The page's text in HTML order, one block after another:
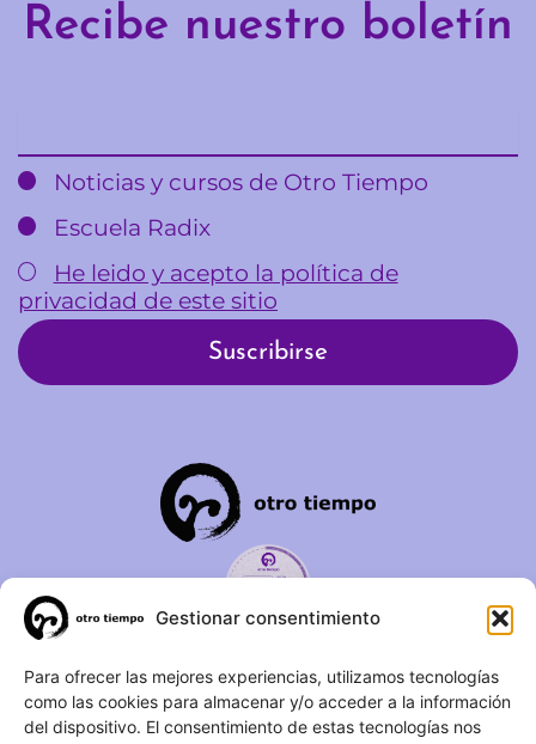
Gestionar consentimiento
Para ofrecer las mejores experiencias, utilizamos tecnologías
como las cookies para almacenar y/o acceder a la información
del dispositivo. El consentimiento de estas tecnologías nos
Recibe nuestro boletín
Noticias y cursos de Otro Tiempo
Escuela Radix
He leido y acepto la política de
privacidad de este sitio
C/ Duque de Fernán Núñez,
2 – 1ºA 28012 – Madrid